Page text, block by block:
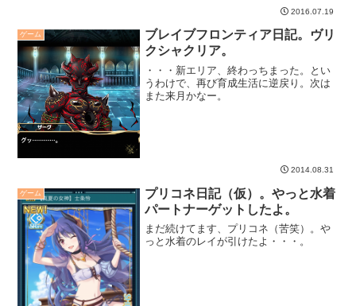
2016.07.19
ゲーム
ブレイブフロンティア日記。ヴリ
クシャクリア。
・・・新エリア、終わっちまった。とい
うわけで、再び育成生活に逆戻り。次は
また来月かなー。
2014.08.31
ゲーム
プリコネ日記（仮）。やっと水着
パートナーゲットしたよ。
まだ続けてます、プリコネ（苦笑）。や
っと水着のレイが引けたよ・・・。